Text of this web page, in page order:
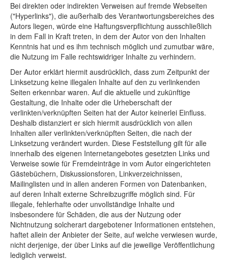
Bei direkten oder indirekten Verweisen auf fremde Webseiten
("Hyperlinks"), die außerhalb des Verantwortungsbereiches des
Autors liegen, würde eine Haftungsverpflichtung ausschließlich
in dem Fall in Kraft treten, in dem der Autor von den Inhalten
Kenntnis hat und es ihm technisch möglich und zumutbar wäre,
die Nutzung im Falle rechtswidriger Inhalte zu verhindern.
Der Autor erklärt hiermit ausdrücklich, dass zum Zeitpunkt der
Linksetzung keine illegalen Inhalte auf den zu verlinkenden
Seiten erkennbar waren. Auf die aktuelle und zukünftige
Gestaltung, die Inhalte oder die Urheberschaft der
verlinkten/verknüpften Seiten hat der Autor keinerlei Einfluss.
Deshalb distanziert er sich hiermit ausdrücklich von allen
Inhalten aller verlinkten/verknüpften Seiten, die nach der
Linksetzung verändert wurden. Diese Feststellung gilt für alle
innerhalb des eigenen Internetangebotes gesetzten Links und
Verweise sowie für Fremdeinträge in vom Autor eingerichteten
Gästebüchern, Diskussionsforen, Linkverzeichnissen,
Mailinglisten und in allen anderen Formen von Datenbanken,
auf deren Inhalt externe Schreibzugriffe möglich sind. Für
illegale, fehlerhafte oder unvollständige Inhalte und
insbesondere für Schäden, die aus der Nutzung oder
Nichtnutzung solcherart dargebotener Informationen entstehen,
haftet allein der Anbieter der Seite, auf welche verwiesen wurde,
nicht derjenige, der über Links auf die jeweilige Veröffentlichung
lediglich verweist.